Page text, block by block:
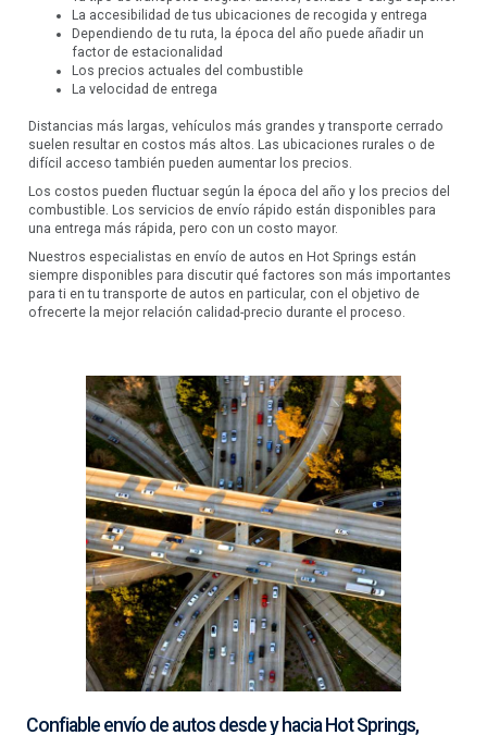
La accesibilidad de tus ubicaciones de recogida y entrega
Dependiendo de tu ruta, la época del año puede añadir un
factor de estacionalidad
Los precios actuales del combustible
La velocidad de entrega
Distancias más largas, vehículos más grandes y transporte cerrado
suelen resultar en costos más altos. Las ubicaciones rurales o de
difícil acceso también pueden aumentar los precios.
Los costos pueden fluctuar según la época del año y los precios del
combustible. Los servicios de envío rápido están disponibles para
una entrega más rápida, pero con un costo mayor.
Nuestros especialistas en envío de autos en Hot Springs están
siempre disponibles para discutir qué factores son más importantes
para ti en tu transporte de autos en particular, con el objetivo de
ofrecerte la mejor relación calidad-precio durante el proceso.
Confiable envío de autos desde y hacia Hot Springs,